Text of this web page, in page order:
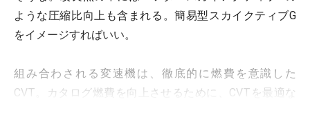
ような圧縮比向上も含まれる。簡易型スカイクティブG
をイメージすればいい。
組み合わされる変速機は、徹底的に燃費を意識した
CVT。カタログ燃費を向上させるために、CVTを最適な